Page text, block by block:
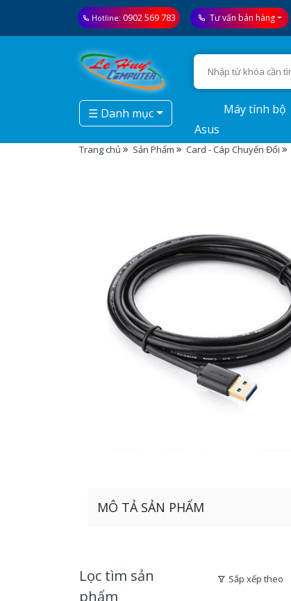
Hotline: 0902 569 783 Tư vấn bán hàng
☰ Danh mục
Máy tính bộ
Asus
Trang chủ Sản Phẩm Card - Cáp Chuyển Đổi
MÔ TẢ SẢN PHẨM
Lọc tìm sản
phẩm
Sắp xếp theo